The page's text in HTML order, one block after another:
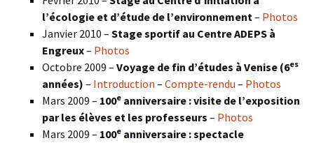
l’écologie et d’étude de l’environnement– Photos
Janvier 2010 – Stage sportif au Centre ADEPS à
Engreux– Photos
Octobre 2009 – Voyage de fin d’études à Venise (6es
années) – Introduction – Compte-rendu – Photos
Mars 2009 – 100e anniversaire : visite de l’exposition
par les élèves et les professeurs – Photos
Mars 2009 – 100e anniversaire : spectacle